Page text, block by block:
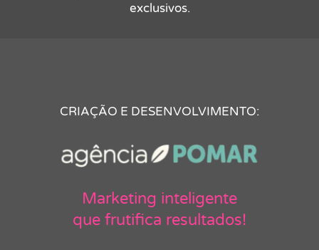
exclusivos.
CRIAÇÃO E DESENVOLVIMENTO:
Marketing inteligente
que frutifica resultados!